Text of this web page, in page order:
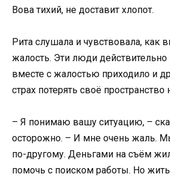
Вова тихий, не доставит хлопот.
Рита слушала и чувствовала, как
жалость. Эти люди
вместе с жалостью приходило и
страх потерять своё пространство
– Я понимаю вашу ситуацию, –
осторожно. – И мне очень жаль.
по-другому. Деньгами на съём
помочь с поиском работы. Но жить